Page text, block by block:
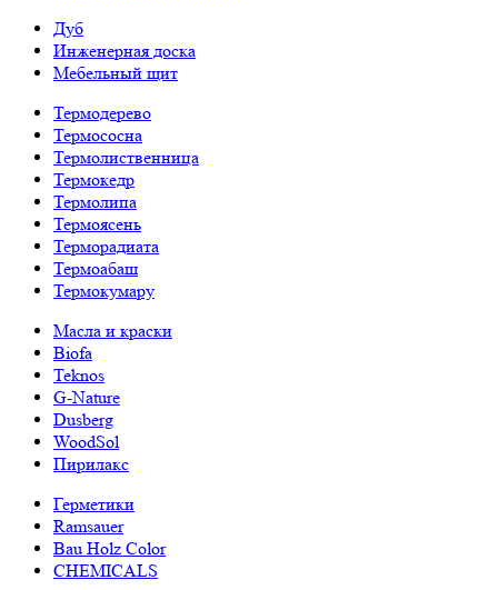
Дуб
Инженерная доска
Мебельный щит
Термодерево
Термососна
Термолиственница
Термокедр
Термолипа
Термоясень
Терморадиата
Термоабаш
Термокумару
Масла и краски
Biofa
Teknos
G-Nature
Dusberg
WoodSol
Пирилакс
Герметики
Ramsauer
Bau Holz Color
CHEMICALS